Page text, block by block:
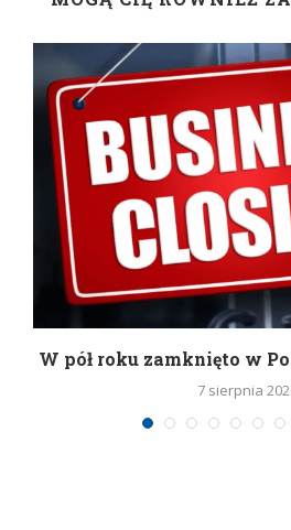
W pół roku zamknięto w
7 sierpnia